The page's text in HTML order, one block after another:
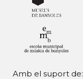
Amb el suport de: